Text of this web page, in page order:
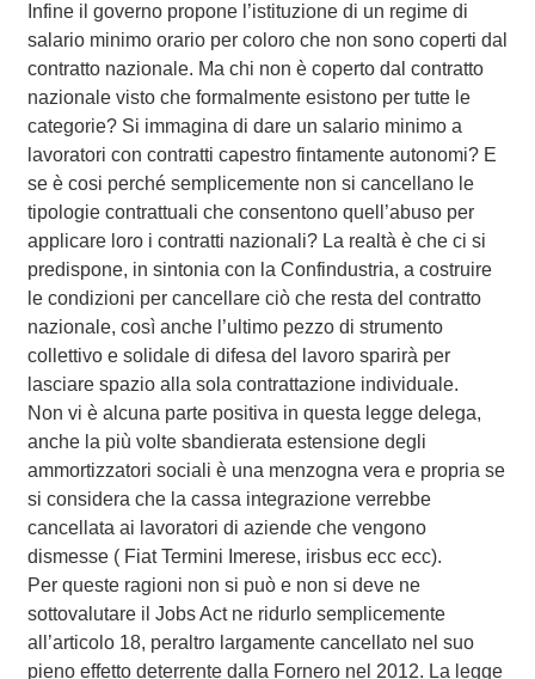
Infine il governo propone l’istituzione di un regime di
salario minimo orario per coloro che non sono coperti dal
contratto nazionale. Ma chi non è coperto dal contratto
nazionale visto che formalmente esistono per tutte le
categorie? Si immagina di dare un salario minimo a
lavoratori con contratti capestro fintamente autonomi? E
se è cosi perché semplicemente non si cancellano le
tipologie contrattuali che consentono quell’abuso per
applicare loro i contratti nazionali? La realtà è che ci si
predispone, in sintonia con la Confindustria, a costruire
le condizioni per cancellare ciò che resta del contratto
nazionale, così anche l’ultimo pezzo di strumento
collettivo e solidale di difesa del lavoro sparirà per
lasciare spazio alla sola contrattazione individuale.
Non vi è alcuna parte positiva in questa legge delega,
anche la più volte sbandierata estensione degli
ammortizzatori sociali è una menzogna vera e propria se
si considera che la cassa integrazione verrebbe
cancellata ai lavoratori di aziende che vengono
dismesse ( Fiat Termini Imerese, irisbus ecc ecc).
Per queste ragioni non si può e non si deve ne
sottovalutare il Jobs Act ne ridurlo semplicemente
all’articolo 18, peraltro largamente cancellato nel suo
pieno effetto deterrente dalla Fornero nel 2012. La legge